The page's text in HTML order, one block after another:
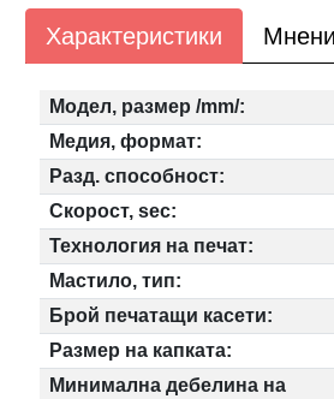
Характеристики
Модел, размер /mm/:
Медия, формат:
Разд. способност:
Скорост, sec:
Технология на печат:
Мастило, тип:
Брой печатащи касети:
Размер на капката:
Минимална дебелина на